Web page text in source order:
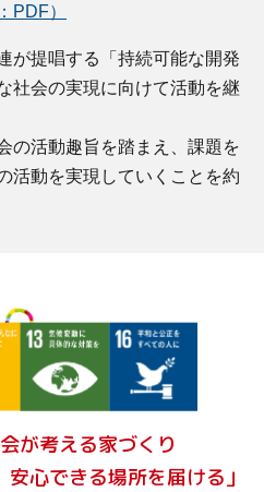
PDF）
が提唱する「持続可能な開発
社会の実現に向けて活動を継
の活動趣旨を踏まえ、課題を
活動を実現していくことを約
が考える家づくり
安心できる場所を届ける」